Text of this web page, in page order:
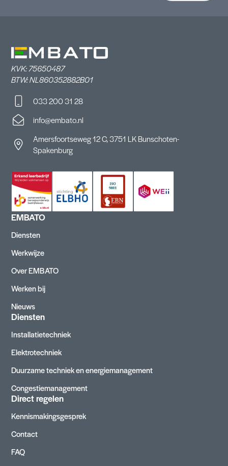
KVK: 75650487
BTW: NL860352882B01
033 200 31 28
info@embato.nl
Amersfoortseweg 12 C, 3751 LK Bunschoten-
Spakenburg
EMBATO
Diensten
Werkwijze
Over EMBATO
Werken bij
Nieuws
Diensten
Installatietechniek
Elektrotechniek
Duurzame techniek en energiemanagement
Congestiemanagement
Direct regelen
Kennismakingsgesprek
Contact
FAQ